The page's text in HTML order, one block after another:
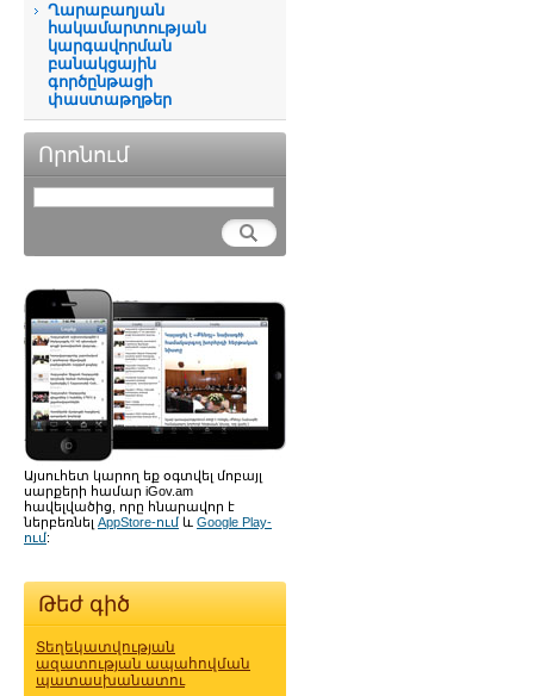
Ղարաբաղյան
հակամարտության
կարգավորման
բանակցային
գործընթացի
փաստաթղթեր
Որոնում
Այսուհետ կարող եք օգտվել մոբայլ
սարքերի համար iGov.am
հավելվածից, որը հնարավոր է
ներբեռնել AppStore-ում և Google Play-
ում:
Թեժ գիծ
Տեղեկատվության
ազատության ապահովման
պատասխանատու